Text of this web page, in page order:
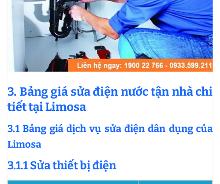
3. Bảng giá sửa điện nước tận nhà chi
tiết tại Limosa
3.1 Bảng giá dịch vụ sửa điện dân dụng của
Limosa
3.1.1 Sửa thiết bị điện